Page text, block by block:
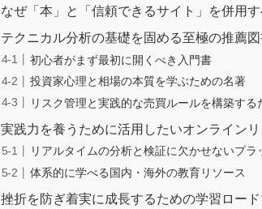
なぜ「本」と「信頼できるサイト」を併用
テクニカル分析の基礎を固める至極の推薦
初心者がまず最初に開くべき入門書
投資家心理と相場の本質を学ぶための名著
リスク管理と実践的な売買ルールを構築する
実践力を養うために活用したいオンラインリ
リアルタイムの分析と検証に欠かせないプラ
体系的に学べる国内・海外の教育リソース
挫折を防ぎ着実に成長するための学習ロー